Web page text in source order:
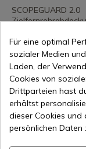
SCOPEGUARD 2.0
Kurz (30,4 - 34,2
29,95 €
Für eine optimal
sozialer Medien
Laden, der
Cookies von
Drittparteien hast
erhältst
dieser Cookies und
persönlichen Daten